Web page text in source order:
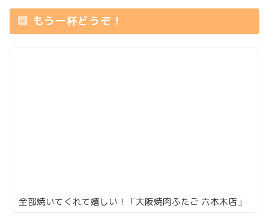
もう一杯どうぞ！
全部焼いてくれて嬉しい！「大阪焼肉ふたご 六本木店」